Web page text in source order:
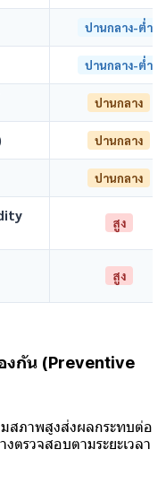
ปานกลาง-ต่ำ
ปานกลาง-ต่ำ
ปานกลาง
ปานกลาง
ปานกลาง
สูง
สูง
งกัน (Preventive
สภาพสูงส่งผลกระทบต่อ
ตรวจสอบตามระยะเวลา